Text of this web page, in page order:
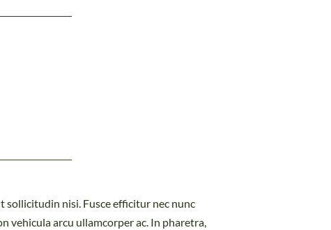
sollicitudin nisi. Fusce efficitur nec nunc
vehicula arcu ullamcorper ac. In pharetra,